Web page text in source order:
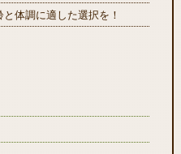
体調に適した選択を！